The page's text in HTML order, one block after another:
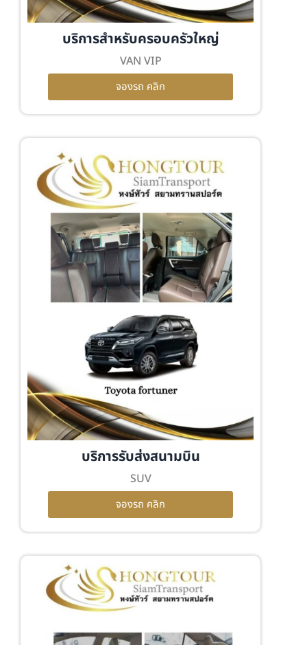
บริการสำหรับครอบครัวใหญ่
VAN VIP
จองรถ คลิก
บริการรับส่งสนามบิน
SUV
จองรถ คลิก